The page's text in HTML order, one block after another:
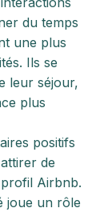
du temps
une plus
Ils se
leur séjour,
plus
positifs
de
Airbnb.
joue un rôle